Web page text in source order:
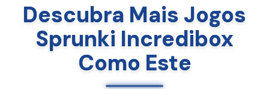
Descubra Mais Jogos
Sprunki Incredibox
Como Este